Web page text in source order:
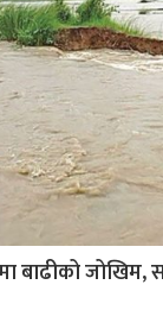
बाढीको जोखिम,